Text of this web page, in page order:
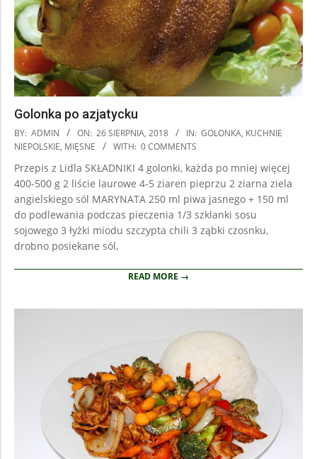
Golonka po azjatycku
2018-
08-
BY: ADMIN ON: 26 SIERPNIA, 2018 IN: GOLONKA, KUCHNIE
NIEPOLSKIE, MIĘSNE WITH: 0 COMMENTS
Przepis z Lidla SKŁADNIKI 4 golonki, każda po mniej więcej
400-500 g 2 liście laurowe 4-5 ziaren pieprzu 2 ziarna ziela
angielskiego sól MARYNATA 250 ml piwa jasnego + 150 ml
do podlewania podczas pieczenia 1/3 szklanki sosu
sojowego 3 łyżki miodu szczypta chili 3 ząbki czosnku,
drobno posiekane sól,
READ MORE →